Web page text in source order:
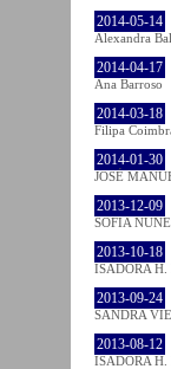
2014-05-14
Alexandra
2014-04-17
Ana Barroso
2014-03-18
Filipa
2014-01-30
JOSÉ
2013-12-09
SOFIA
2013-10-18
ISADORA
2013-09-24
SANDRA
2013-08-12
ISADORA